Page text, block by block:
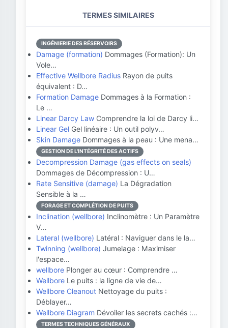
TERMES SIMILAIRES
INGÉNIERIE DES RÉSERVOIRS
Damage (formation) Dommages (Formation): Un
Vole…
Effective Wellbore Radius Rayon de puits
équivalent : D…
Formation Damage Dommages à la Formation :
Le …
Linear Darcy Law Comprendre la loi de Darcy li…
Linear Gel Gel linéaire : Un outil polyv…
Skin Damage Dommages à la peau : Une mena…
GESTION DE L'INTÉGRITÉ DES ACTIFS
Decompression Damage (gas effects on seals)
Dommages de Décompression : U…
Rate Sensitive (damage) La Dégradation
Sensible à la …
FORAGE ET COMPLÉTION DE PUITS
Inclination (wellbore) Inclinomètre : Un Paramètre
V…
Lateral (wellbore) Latéral : Naviguer dans le la…
Twinning (wellbore) Jumelage : Maximiser
l'espace…
wellbore Plonger au cœur : Comprendre …
Wellbore Le puits : la ligne de vie de…
Wellbore Cleanout Nettoyage du puits :
Déblayer…
Wellbore Diagram Dévoiler les secrets cachés :…
TERMES TECHNIQUES GÉNÉRAUX